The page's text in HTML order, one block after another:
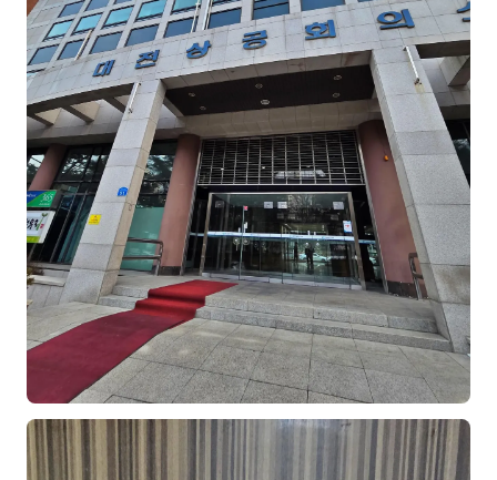
Maria
민광동
박혜랑
안정미
오미영
윤석현
은종성
이상미
이옥겸
이인우